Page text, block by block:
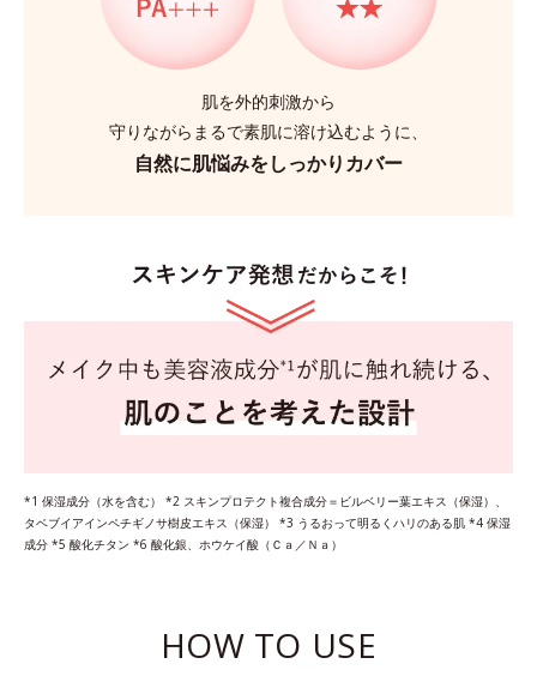
肌を外的刺激から
守りながらまるで素肌に溶け込むように、
自然に肌悩みをしっかりカバー
*1 保湿成分（水を含む） *2 スキンプロテクト複合成分＝ビルベリー葉エキス（保湿）、
タベブイアインペチギノサ樹皮エキス（保湿） *3 うるおって明るくハリのある肌 *4 保湿
成分 *5 酸化チタン *6 酸化銀、ホウケイ酸（Ｃａ／Ｎａ）
HOW TO USE